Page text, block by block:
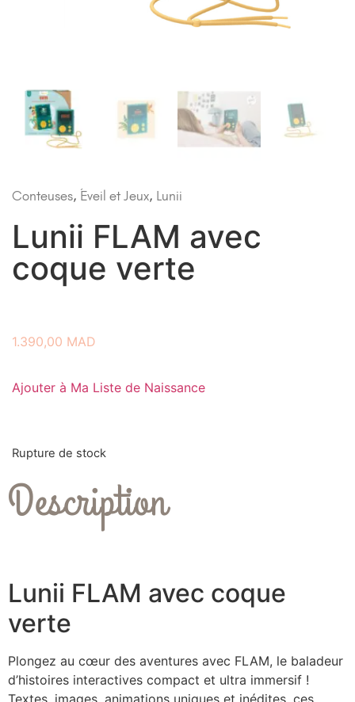
Conteuses, Éveil et Jeux, Lunii
Lunii FLAM avec
coque verte
1.390,00 MAD
Ajouter à Ma Liste de Naissance
Rupture de stock
Description
Lunii FLAM avec coque
verte
Plongez au cœur des aventures avec FLAM, le baladeur
d’histoires interactives compact et ultra immersif !